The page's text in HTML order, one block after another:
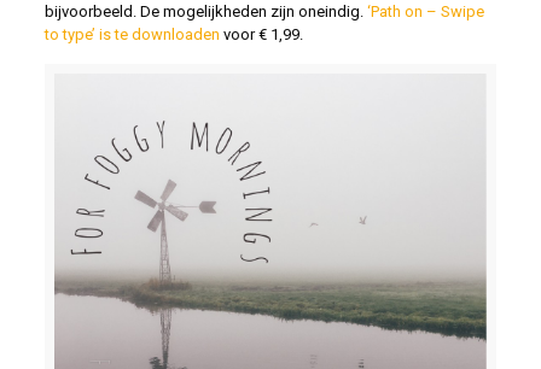
bijvoorbeeld. De mogelijkheden zijn oneindig. ‘Path on – Swipe
to type’ is te downloaden voor € 1,99.